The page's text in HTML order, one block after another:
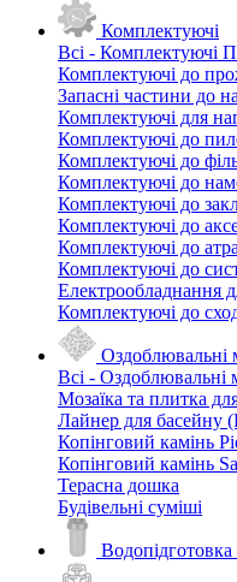
Комплектуючі
Всі - Комплектуючі
Комплектуючі до
Запасні частини до
Комплектуючі для
Комплектуючі до
Комплектуючі до
Комплектуючі до
Комплектуючі до
Комплектуючі до
Комплектуючі до
Комплектуючі до
Електрообладнання
Комплектуючі до
Оздоблювальні
Всі - Оздоблювальні
Мозаїка та плитка
Лайнер для
Копінговий камінь
Копінговий камінь
Терасна дошка
Будівельні суміші